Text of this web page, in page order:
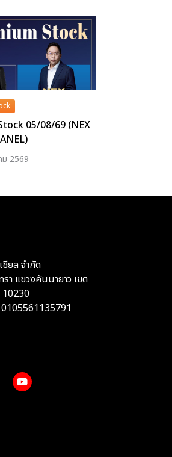
05/08/69 (NEX
ม 2569
ยล จำกัด
า แขวงคันนายาว เขต
10230
0105561135791